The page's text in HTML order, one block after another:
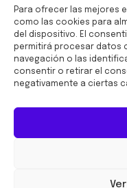
Para ofrecer las mejores
como las cookies para
del dispositivo. El
permitirá procesar datos
navegación o las
consentir o retirar el
negativamente a ciertas
Financiado
Europea -